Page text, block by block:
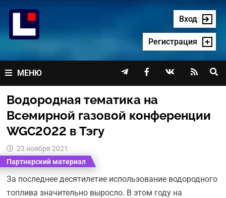
содержимому
Вход
Регистрация
МЕНЮ    
Водородная тематика на
Всемирной газовой конференции
WGC2022 в Тэгу
23 ноября 2021
Партнерский материал
За последнее десятилетие использование водородного
топлива значительно выросло. В этом году на